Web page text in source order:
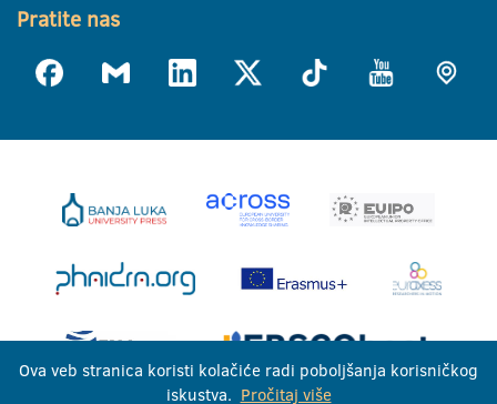
Pratite nas
Ova veb stranica koristi kolačiće radi poboljšanja korisničkog
iskustva. Pročitaj više